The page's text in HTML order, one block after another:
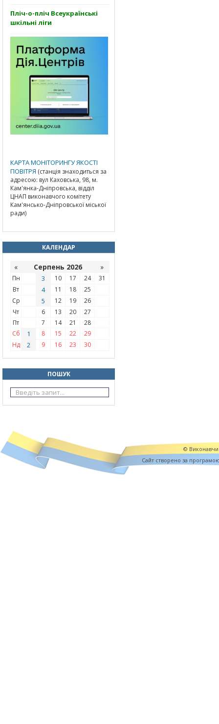
Пліч-о-пліч Всеукраїнські
шкільні ліги
КАРТА МОНІТОРИНГУ ЯКОСТІ
ПОВІТРЯ (станція знаходиться за
адресою: вул Каховська, 98, м.
Кам'янка-Дніпровська, відділ
ЦНАП виконавчого комітету
Кам'янсько-Дніпровської міської
ради)
КАЛЕНДАР
« Серпень 2026 »
Пн 3 10 17 24
31
Вт
4 11 18
25
Ср
5 12 19
26
Чт
6 13 20
27
Пт
7 14 21
28
Сб
1 8 15 22
29
Нд
2 9 16 23 30
ПОШУК
©
Cайт створено за